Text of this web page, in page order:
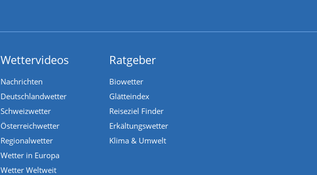
Wettervideos
Nachrichten
Deutschlandwetter
Schweizwetter
Österreichwetter
Regionalwetter
Wetter in Europa
Wetter Weltweit
Ratgeber
Biowetter
Glätteindex
Reiseziel Finder
Erkältungswetter
Klima & Umwelt